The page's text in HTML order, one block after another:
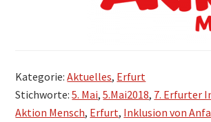
Kategorie:Aktuelles, Erfurt
Stichworte:5. Mai,5.Mai2018, 7. Erfurter
Aktion Mensch, Erfurt, Inklusion von